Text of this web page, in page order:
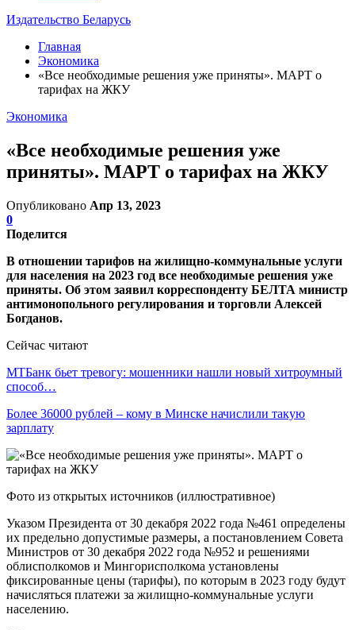
Издательство Беларусь
Главная
Экономика
«Все необходимые решения уже приняты». МАРТ о
тарифах на ЖКУ
Экономика
«Все необходимые решения уже
приняты». МАРТ о тарифах на ЖКУ
Опубликовано Апр 13, 2023
0
Поделится
В отношении тарифов на жилищно-коммунальные услуги
для населения на 2023 год все необходимые решения уже
приняты. Об этом заявил корреспонденту БЕЛТА министр
антимонопольного регулирования и торговли Алексей
Богданов.
Сейчас читают
МТБанк бьет тревогу: мошенники нашли новый хитроумный
способ…
Более 36000 рублей – кому в Минске начислили такую
зарплату
Фото из открытых источников (иллюстративное)
Указом Президента от 30 декабря 2022 года №461 определены
их предельно допустимые размеры, а постановлением Совета
Министров от 30 декабря 2022 года №952 и решениями
облисполкомов и Мингорисполкома установлены
фиксированные цены (тарифы), по которым в 2023 году будут
начисляться платежи за жилищно-коммунальные услуги
населению.